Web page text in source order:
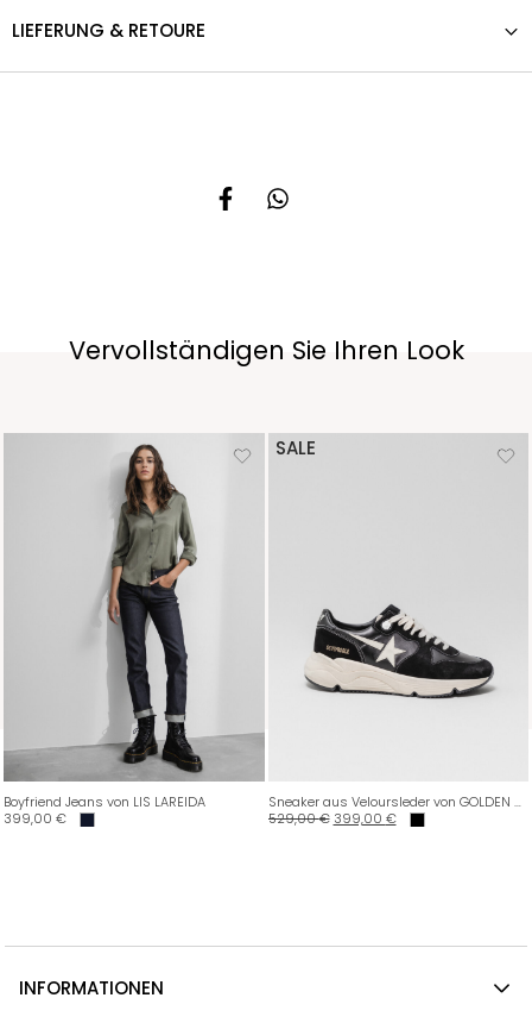
LIEFERUNG & RETOURE
Vervollständigen Sie Ihren Look
Boyfriend Jeans von LIS LAREIDA
399,00 €
SALE
Sneaker aus Veloursleder von GOLDEN GOOSE
529,00€ 399,00 €
INFORMATIONEN